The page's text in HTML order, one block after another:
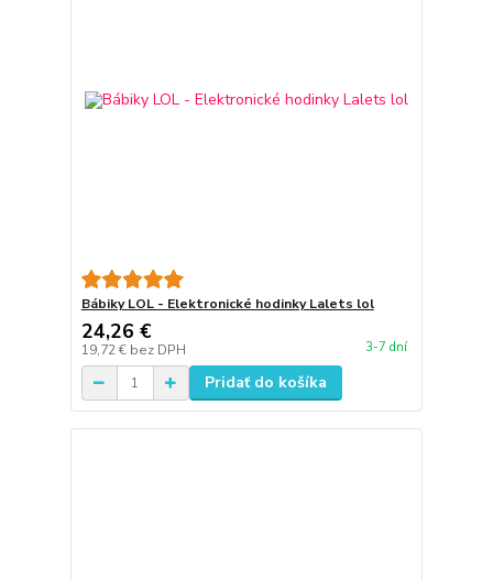
Bábiky LOL - Elektronické hodinky Lalets lol
24,26 €
19,72 € bez DPH 3-7 dní
Pridať do košíka